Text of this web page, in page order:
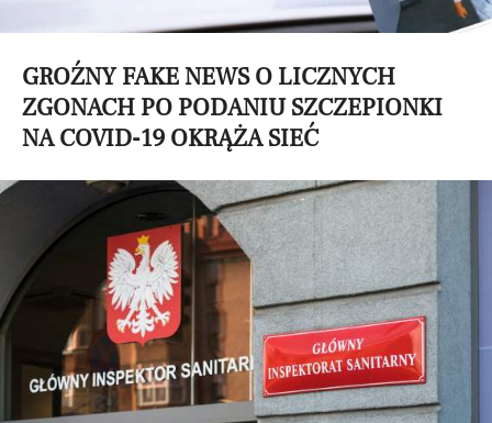
GROŹNY FAKE NEWS O LICZNYCH
ZGONACH PO PODANIU SZCZEPIONKI
NA COVID-19 OKRĄŻA SIEĆ